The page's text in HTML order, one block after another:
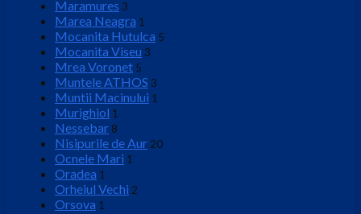
Maramures 3
Marea Neagra 1
Mocanita Hutulca 5
Mocanita Viseu 3
Mrea Voronet 5
Muntele ATHOS 3
Muntii Macinului 1
Murighiol 1
Nessebar 8
Nisipurile de Aur 20
Ocnele Mari 1
Oradea 1
Orheiul Vechi 2
Orsova 1